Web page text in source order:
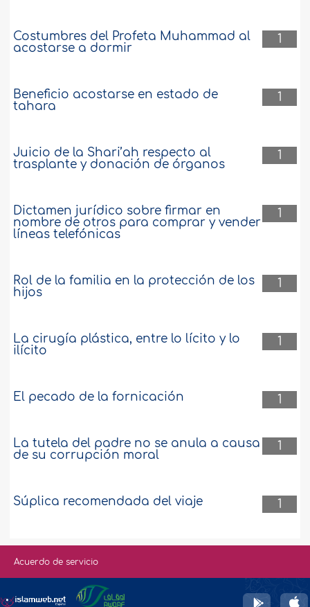
1
Costumbres del Profeta Muhammad al
acostarse a dormir
1
Beneficio acostarse en estado de
tahara
1
Juicio de la Shari’ah respecto al
trasplante y donación de órganos
1
Dictamen jurídico sobre firmar en
nombre de otros para comprar y vender
líneas telefónicas
1
Rol de la familia en la protección de los
hijos
1
La cirugía plástica, entre lo lícito y lo
ilícito
1
El pecado de la fornicación
1
La tutela del padre no se anula a causa
de su corrupción moral
1
Súplica recomendada del viaje
Acuerdo de servicio